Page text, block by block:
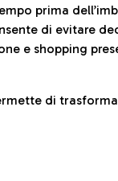
prima
di evitare
e shopping
di